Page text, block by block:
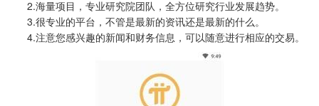
2.海量项目，专业研究院团队，全方位研究行业发展趋势。
3.很专业的平台，不管是最新的资讯还是最新的什么。
4.注意您感兴趣的新闻和财务信息，可以随意进行相应的交易。